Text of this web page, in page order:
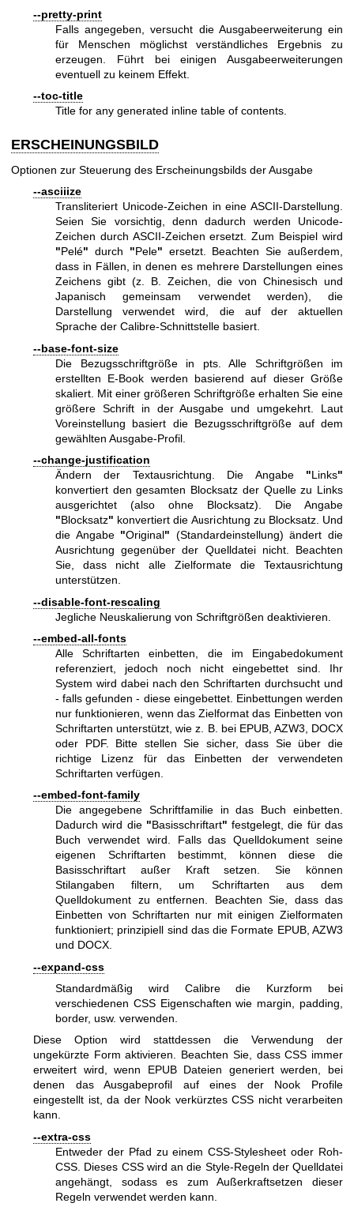
--pretty-print
Falls angegeben, versucht die Ausgabeerweiterung ein
für Menschen möglichst verständliches Ergebnis zu
erzeugen. Führt bei einigen Ausgabeerweiterungen
eventuell zu keinem Effekt.
--toc-title
Title for any generated inline table of contents.
ERSCHEINUNGSBILD
Optionen zur Steuerung des Erscheinungsbilds der Ausgabe
--asciiize
Transliteriert Unicode-Zeichen in eine ASCII-Darstellung.
Seien Sie vorsichtig, denn dadurch werden Unicode-
Zeichen durch ASCII-Zeichen ersetzt. Zum Beispiel wird
"Pelé" durch "Pele" ersetzt. Beachten Sie außerdem,
dass in Fällen, in denen es mehrere Darstellungen eines
Zeichens gibt (z. B. Zeichen, die von Chinesisch und
Japanisch gemeinsam verwendet werden), die
Darstellung verwendet wird, die auf der aktuellen
Sprache der Calibre-Schnittstelle basiert.
--base-font-size
Die Bezugsschriftgröße in pts. Alle Schriftgrößen im
erstellten E-Book werden basierend auf dieser Größe
skaliert. Mit einer größeren Schriftgröße erhalten Sie eine
größere Schrift in der Ausgabe und umgekehrt. Laut
Voreinstellung basiert die Bezugsschriftgröße auf dem
gewählten Ausgabe-Profil.
--change-justification
Ändern der Textausrichtung. Die Angabe "Links"
konvertiert den gesamten Blocksatz der Quelle zu Links
ausgerichtet (also ohne Blocksatz). Die Angabe
"Blocksatz" konvertiert die Ausrichtung zu Blocksatz. Und
die Angabe "Original" (Standardeinstellung) ändert die
Ausrichtung gegenüber der Quelldatei nicht. Beachten
Sie, dass nicht alle Zielformate die Textausrichtung
unterstützen.
--disable-font-rescaling
Jegliche Neuskalierung von Schriftgrößen deaktivieren.
--embed-all-fonts
Alle Schriftarten einbetten, die im Eingabedokument
referenziert, jedoch noch nicht eingebettet sind. Ihr
System wird dabei nach den Schriftarten durchsucht und
- falls gefunden - diese eingebettet. Einbettungen werden
nur funktionieren, wenn das Zielformat das Einbetten von
Schriftarten unterstützt, wie z. B. bei EPUB, AZW3, DOCX
oder PDF. Bitte stellen Sie sicher, dass Sie über die
richtige Lizenz für das Einbetten der verwendeten
Schriftarten verfügen.
--embed-font-family
Die angegebene Schriftfamilie in das Buch einbetten.
Dadurch wird die "Basisschriftart" festgelegt, die für das
Buch verwendet wird. Falls das Quelldokument seine
eigenen Schriftarten bestimmt, können diese die
Basisschriftart außer Kraft setzen. Sie können
Stilangaben filtern, um Schriftarten aus dem
Quelldokument zu entfernen. Beachten Sie, dass das
Einbetten von Schriftarten nur mit einigen Zielformaten
funktioniert; prinzipiell sind das die Formate EPUB, AZW3
und DOCX.
--expand-css
Standardmäßig wird Calibre die Kurzform bei
verschiedenen CSS Eigenschaften wie margin, padding,
border, usw. verwenden.
Diese Option wird stattdessen die Verwendung der
ungekürzte Form aktivieren. Beachten Sie, dass CSS immer
erweitert wird, wenn EPUB Dateien generiert werden, bei
denen das Ausgabeprofil auf eines der Nook Profile
eingestellt ist, da der Nook verkürztes CSS nicht verarbeiten
kann.
--extra-css
Entweder der Pfad zu einem CSS-Stylesheet oder Roh-
CSS. Dieses CSS wird an die Style-Regeln der Quelldatei
angehängt, sodass es zum Außerkraftsetzen dieser
Regeln verwendet werden kann.